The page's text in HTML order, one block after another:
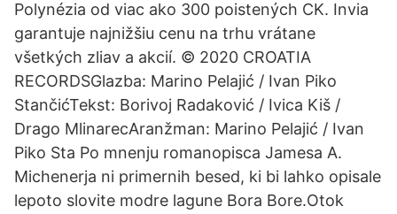
Polynézia od viac ako 300 poistených CK. Invia
garantuje najnižšiu cenu na trhu vrátane
všetkých zliav a akcií. © 2020 CROATIA
RECORDSGlazba: Marino Pelajić / Ivan Piko
StančićTekst: Borivoj Radaković / Ivica Kiš /
Drago MlinarecAranžman: Marino Pelajić / Ivan
Piko Sta Po mnenju romanopisca Jamesa A.
Michenerja ni primernih besed, ki bi lahko opisale
lepoto slovite modre lagune Bora Bore.Otok